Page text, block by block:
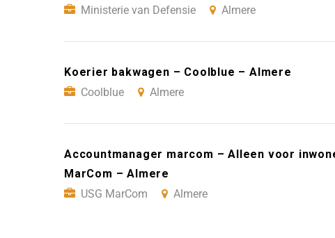
Ministerie van Defensie
Almere
Koerier bakwagen – Coolblue – Almere
Coolblue
Almere
Accountmanager marcom – Alleen voor
MarCom – Almere
USG MarCom
Almere